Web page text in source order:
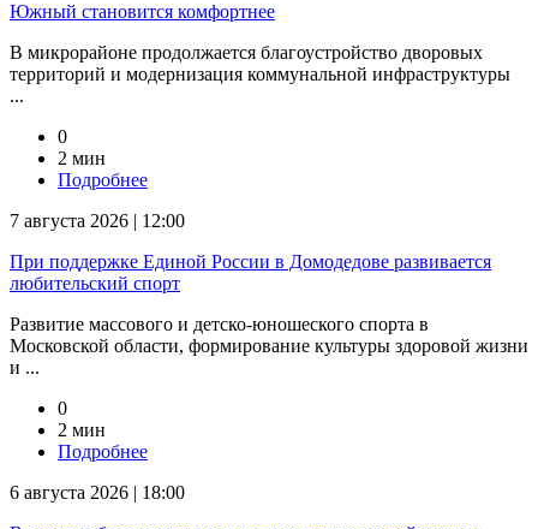
Южный становится комфортнее
В микрорайоне продолжается благоустройство дворовых
территорий и модернизация коммунальной инфраструктуры
...
0
2 мин
Подробнее
7 августа 2026 | 12:00
При поддержке Единой России в Домодедове развивается
любительский спорт
Развитие массового и детско-юношеского спорта в
Московской области, формирование культуры здоровой жизни
и ...
0
2 мин
Подробнее
6 августа 2026 | 18:00